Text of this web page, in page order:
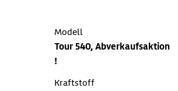
Modell
Tour 540, Abverkaufsaktion
!
Kraftstoff